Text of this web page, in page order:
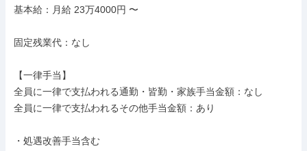
基本給：月給 23万4000円 〜
固定残業代：なし
【一律手当】
全員に一律で支払われる通勤・皆勤・家族手当金額：なし
全員に一律で支払われるその他手当金額：あり
・処遇改善手当含む